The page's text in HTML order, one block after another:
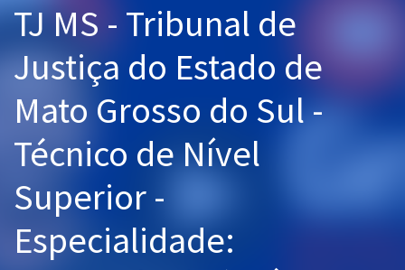
Cursos 20% OFF
Pós
Graduação
OAB
Questões grátis
TJ MS - Tribunal de
Justiça do Estado de
Mato Grosso do Sul -
Técnico de Nível
Superior -
Especialidade: